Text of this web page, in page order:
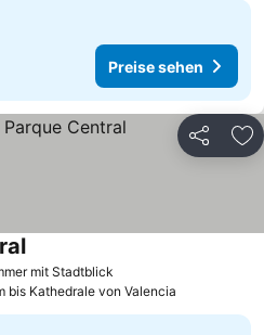
Preise sehen
Teilen
mit Stadtblick
Preise sehen
bis Kathedrale von Valencia